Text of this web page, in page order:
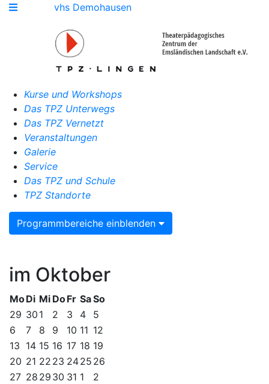
vhs Demohausen
Kurse und Workshops
Das TPZ Unterwegs
Das TPZ Vernetzt
Veranstaltungen
Galerie
Service
Das TPZ und Schule
TPZ Standorte
Programmbereiche einblenden
im Oktober
MoDi Mi DoFr SaSo
29 30 1 2 3 4
5
6
7 8 9 10 11 12
13 14 15 16 17 18 19
20 21 22 23 2425 26
27 28 29 30 31 1
2